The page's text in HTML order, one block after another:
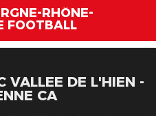
RHÔNE-
FOOTBALL
VALLEE DE L'HIEN -
CA